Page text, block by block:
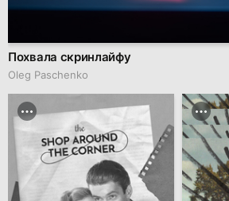
Похвала скринлайфу
Oleg Paschenko